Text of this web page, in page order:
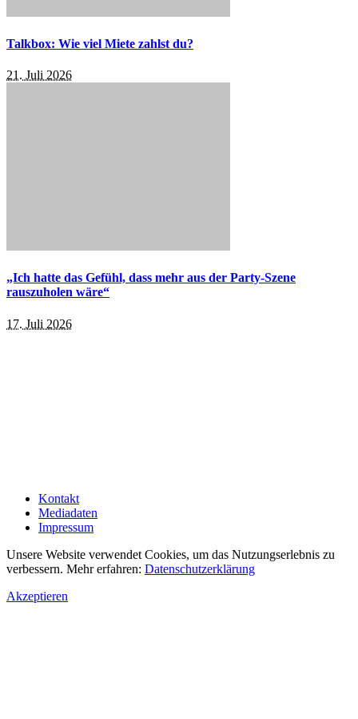
Talkbox: Wie viel Miete zahlst du?
21. Juli 2026
„Ich hatte das Gefühl, dass mehr aus der Party-Szene
rauszuholen wäre“
17. Juli 2026
Kontakt
Mediadaten
Impressum
Unsere Website verwendet Cookies, um das Nutzungserlebnis zu
verbessern. Mehr erfahren: Datenschutzerklärung
Akzeptieren